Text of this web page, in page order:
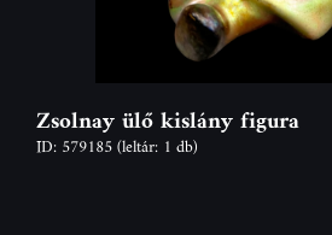
Zsolnay ülő kislány figura
ID: 579185(leltár: 1 db)